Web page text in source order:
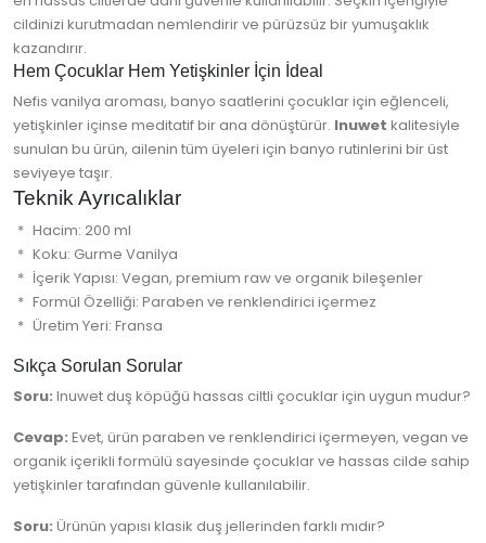
cildinizi kurutmadan nemlendirir ve pürüzsüz bir yumuşaklık
kazandırır.
Hem Çocuklar Hem Yetişkinler İçin İdeal
Nefis vanilya aroması, banyo saatlerini çocuklar için eğlenceli,
yetişkinler içinse meditatif bir ana dönüştürür. Inuwet kalitesiyle
sunulan bu ürün, ailenin tüm üyeleri için banyo rutinlerini bir üst
seviyeye taşır.
Teknik Ayrıcalıklar
Hacim: 200 ml
Koku: Gurme Vanilya
İçerik Yapısı: Vegan, premium raw ve organik bileşenler
Formül Özelliği: Paraben ve renklendirici içermez
Üretim Yeri: Fransa
Sıkça Sorulan Sorular
Soru: Inuwet duş köpüğü hassas ciltli çocuklar için uygun mudur?
Cevap: Evet, ürün paraben ve renklendirici içermeyen, vegan ve
organik içerikli formülü sayesinde çocuklar ve hassas cilde sahip
yetişkinler tarafından güvenle kullanılabilir.
Soru: Ürünün yapısı klasik duş jellerinden farklı mıdır?